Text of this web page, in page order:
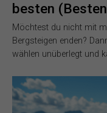
besten
Möchtest du nicht mit
Bergsteigen enden?
wählen unüberlegt und